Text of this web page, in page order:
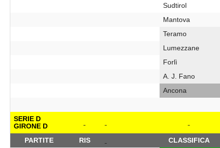
Sudtirol
Mantova
Teramo
Lumezzane
Forlì
A. J. Fano
Ancona
SERIE D
GIRONE D
PARTITE
RIS CLASSIFICA